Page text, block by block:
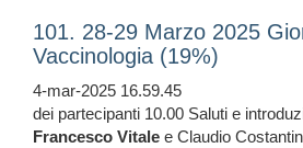
101. 28-29 Marzo 2025
Vaccinologia (19%)
4-mar-2025 16.59.45
dei partecipanti 10.00 Saluti e
Francesco Vitale e Claudio